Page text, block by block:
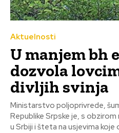
Aktuelnosti
U manjem bh
dozvola
divljih svinja
Ministarstvo poljoprivrede,
Republike Srpske je, s
u Srbiji i šteta na usjevima koje